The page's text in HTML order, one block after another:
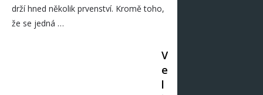
drží hned několik prvenství. Kromě toho,
že se jedná …
V
e
l